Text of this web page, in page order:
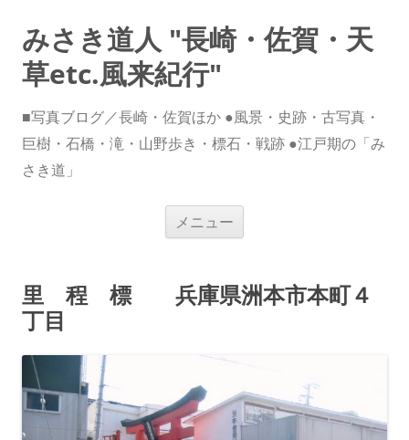
みさき道人 "長崎・佐賀・天
草etc.風来紀行"
■写真ブログ／長崎・佐賀ほか ●風景・史跡・古写真・
巨樹・石橋・滝・山野歩き・標石・戦跡 ●江戸期の「み
さき道」
メニュー
ス
キ
里 程 標 兵庫県洲本市本町４
丁目